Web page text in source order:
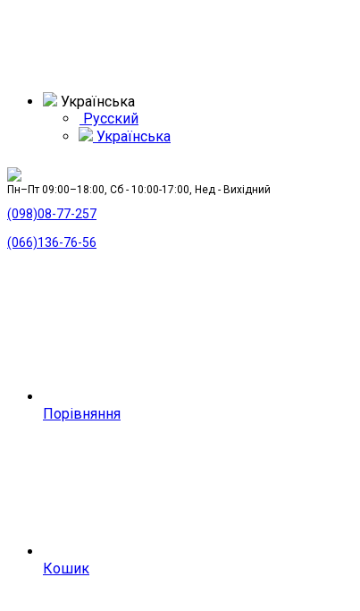
Українська
Русский
Українська
Пн–Пт 09:00–18:00, Сб - 10:00-17:00, Нед - Вихідний
(098)08-77-257
(066)136-76-56
Порівняння
Кошик